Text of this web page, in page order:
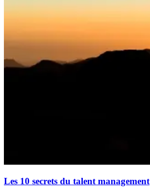
Les 10 secrets du talent management